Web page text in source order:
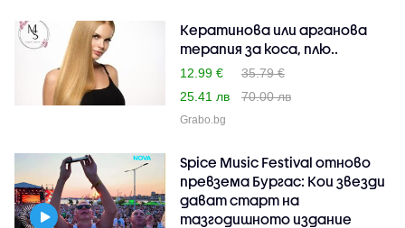
Кератинова или арганова
терапия за коса, плю..
12.99 €
35.79 €
25.41 лв
70.00 лв
Grabo.bg
Spice Music Festival отново
превзема Бургас: Кои звезди
дават старт на
тазгодишното издание